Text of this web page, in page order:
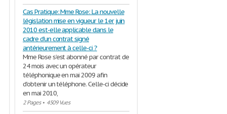
Cas Pratique: Mme Rose: La nouvelle
législation mise en vigueur le 1er juin
2010 est-elle applicable dans le
cadre d’un contrat signé
antérieurement à celle-ci ?
Mme Rose s’est abonné par contrat de
24 mois avec un opérateur
téléphonique en mai 2009 afin
d’obtenir un téléphone. Celle-ci décide
en mai 2010,
2 Pages• 4509 Vues